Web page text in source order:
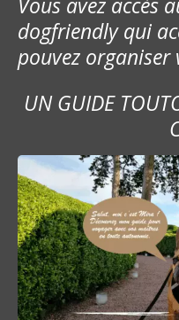
dogfriendly qui
pouvez organiser
UN GUIDE